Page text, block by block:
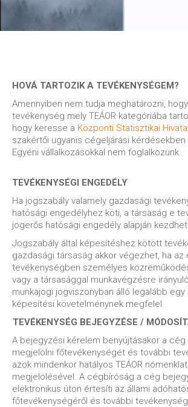
HOVÁ TARTOZIK A TEVÉKENYSÉGEM?
Amennyiben nem tudja meghatározni,
tevékenység mely TEÁOR kategóriába
hogy keresse a Központi Statisztikai
szakértői ugyanis cégeljárási kérdésekben
Egyéni vállalkozásokkal nem foglalkozunk.
TEVÉKENYSÉGI ENGEDÉLY
Ha jogszabály valamely gazdasági
hatósági engedélyhez köti, a társaság e
jogerős hatósági engedély alapján
Jogszabály által képesítéshez kötött
gazdasági társaság akkor végezhet, ha az
tevékenységben személyes
vagy a társasággal munkavégzésre
munkajogi jogviszonyban álló legalább egy
képesítési követelménynek megfelel.
TEVÉKENYSÉG BEJEGYZÉSE /
A bejegyzési kérelem benyújtásakor a
megjelölni főtevékenységét és további
azok mindenkor hatályos TEÁOR
megjelölésével. A cégbíróság a cég
elektronikus úton értesíti az állami
főtevékenységéről és további